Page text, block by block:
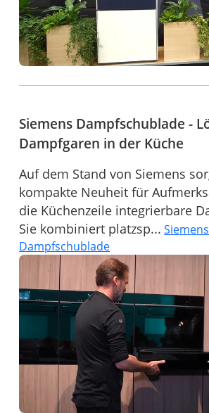
Siemens Dampfschublade -
Dampfgaren in der Küche
Auf dem Stand von Siemens
kompakte Neuheit für
die Küchenzeile integrierbare
Sie kombiniert platzsp... Siemens
Dampfschublade